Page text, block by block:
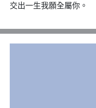
交出一生我願全屬你。